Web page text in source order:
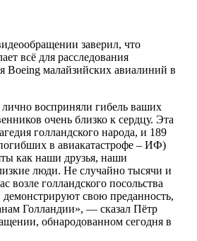
заверил, что
всё для расследования
Boeing малайзийских авиалиний в
восприняли гибель ваших
очень близко к сердцу. Эта
голландского народа, и 189
в авиакатастрофе – ИФ)
как наши друзья, наши
люди. Не случайно тысячи и
возле голландского посольства
демонстрируют свою преданность,
Голландии», — сказал Пётр
обнародованном сегодня в